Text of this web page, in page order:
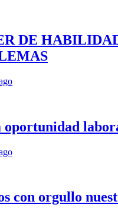
DE
oportunidad
con orgullo